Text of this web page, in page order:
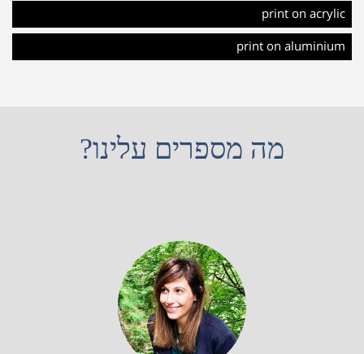
print on acrylic
print on aluminium
מה מספרים עלינו?